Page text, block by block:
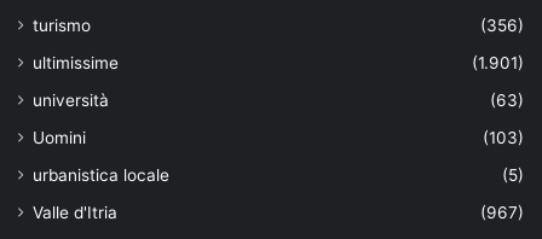
turismo
(356)
ultimissime
(1.901)
università
(63)
Uomini
(103)
urbanistica locale
(5)
Valle d'Itria
(967)